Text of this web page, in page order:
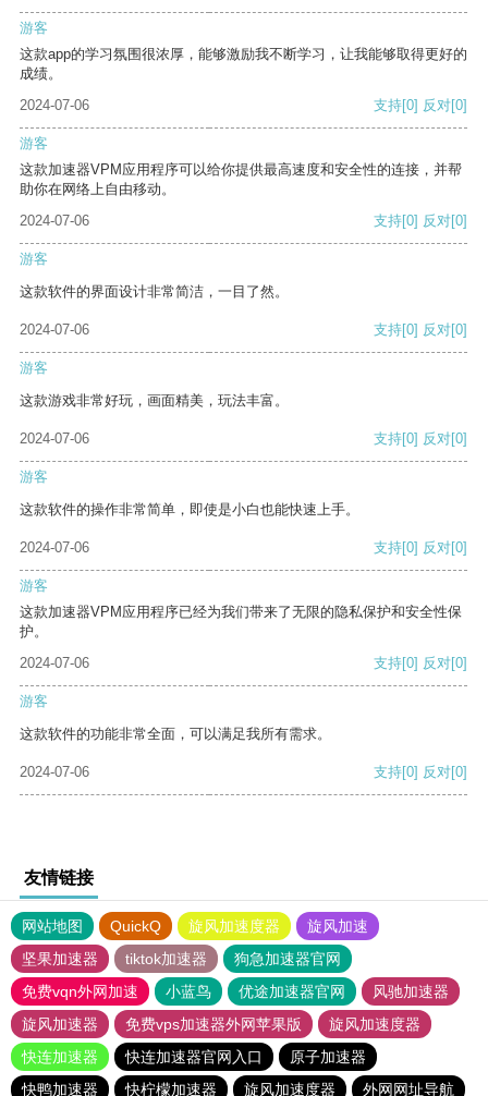
游客
这款app的学习氛围很浓厚，能够激励我不断学习，让我能够取得更好的
成绩。
2024-07-06
支持[0] 反对[0]
游客
这款加速器VPM应用程序可以给你提供最高速度和安全性的连接，并帮
助你在网络上自由移动。
2024-07-06
支持[0] 反对[0]
游客
这款软件的界面设计非常简洁，一目了然。
2024-07-06 支持[0] 反对[0]
游客
这款游戏非常好玩，画面精美，玩法丰富。
2024-07-06 支持[0] 反对[0]
游客
这款软件的操作非常简单，即使是小白也能快速上手。
2024-07-06 支持[0] 反对[0]
游客
这款加速器VPM应用程序已经为我们带来了无限的隐私保护和安全性保
护。
2024-07-06
支持[0] 反对[0]
游客
这款软件的功能非常全面，可以满足我所有需求。
2024-07-06 支持[0] 反对[0]
友情链接
网站地图 QuickQ 旋风加速度器
旋风加速
坚果加速器
tiktok加速器
狗急加速器官网
免费vqn外网加速
小蓝鸟 优途加速器官网
风驰加速器
旋风加速器
免费vps加速器外网苹果版
旋风加速度器
快连加速器
快连加速器官网入口
原子加速器
快鸭加速器
快柠檬加速器 旋风加速度器 外网网址导航